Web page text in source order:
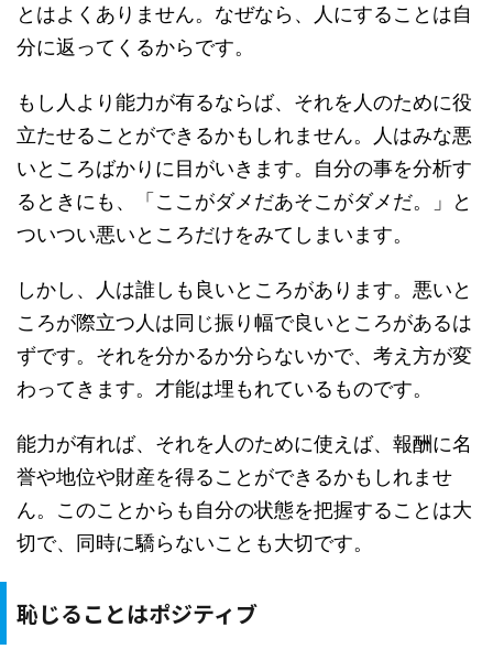
とはよくありません。なぜなら、人にすることは自
分に返ってくるからです。
もし人より能力が有るならば、それを人のために役
立たせることができるかもしれません。人はみな悪
いところばかりに目がいきます。自分の事を分析す
るときにも、「ここがダメだあそこがダメだ。」と
ついつい悪いところだけをみてしまいます。
しかし、人は誰しも良いところがあります。悪いと
ころが際立つ人は同じ振り幅で良いところがあるは
ずです。それを分かるか分らないかで、考え方が変
わってきます。才能は埋もれているものです。
能力が有れば、それを人のために使えば、報酬に名
誉や地位や財産を得ることができるかもしれませ
ん。このことからも自分の状態を把握することは大
切で、同時に驕らないことも大切です。
恥じることはポジティブ